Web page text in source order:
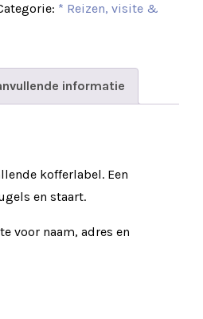
* Reizen, visite &
informatie
kofferlabel. Een
en staart.
voor naam, adres en